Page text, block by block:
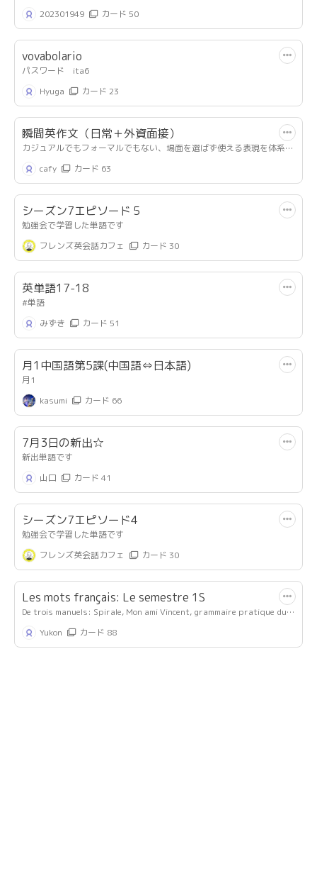
202301949
カード 50
vovabolario
パスワード ita6
Hyuga
カード 23
瞬間英作文（日常＋外資面接）
カジュアルでもフォーマルでもない、場面を選ばず使える表現を体系的
ロンドンキャリアフォーラムでBIG4の面接にも使えるし、友達との会話
でも使えるもの
（１）全体的に短めで2種類以上用意することで本質理解を補助する。
（２）自分の思考から出るような文章のみ選定、英語で考えやすい語順
に。
cafy カード 63
シーズン7エピソード５
勉強会で学習した単語です
フレンズ英会話カフェ
カード 30
英単語17-18
#単語
みずき
カード 51
月1中国語第5課(中国語⇔日本語)
月1
kasumi
カード 66
7月3日の新出☆
新出単語です
山口
カード 41
シーズン7エピソード4
勉強会で学習した単語です
フレンズ英会話カフェ
カード 30
Les mots français: Le semestre 1S
De trois manuels: Spirale, Mon ami Vincent, grammaire pratique du
Yukon カード 88